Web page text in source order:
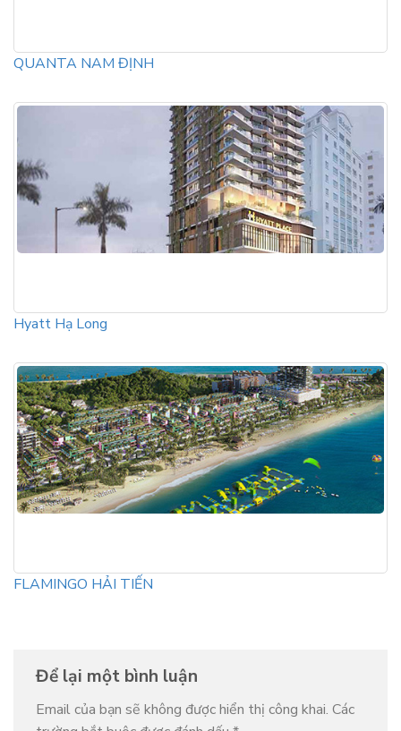
QUANTA NAM ĐỊNH
Hyatt Hạ Long
FLAMINGO HẢI TIẾN
Để lại một bình luận
Email của bạn sẽ không được hiển thị công khai. Các